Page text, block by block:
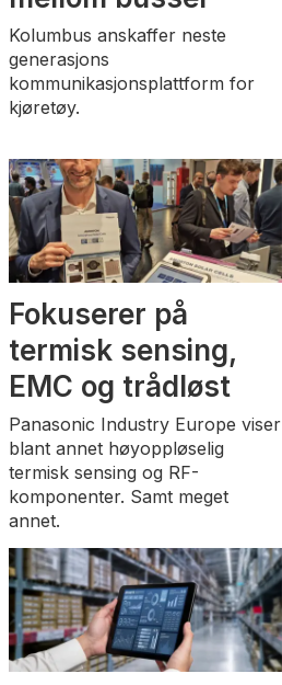
Kolumbus anskaffer neste
generasjons
kommunikasjonsplattform for
kjøretøy.
Fokuserer på
termisk sensing,
EMC og trådløst
Panasonic Industry Europe viser
blant annet høyoppløselig
termisk sensing og RF-
komponenter. Samt meget
annet.